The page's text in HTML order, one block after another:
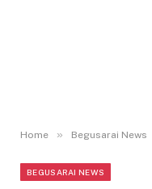
Home » Begusarai News
BEGUSARAI NEWS